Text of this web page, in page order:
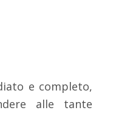
e completo,
alle tante